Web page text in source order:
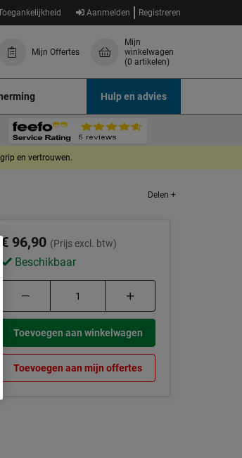
Aanmelden Registreren
Mijn Offertes
Mijn
winkelwagen
(0 artikelen)
Hulp en advies
en vertrouwen.
Delen +
€ 96,90 (Prijs excl. btw)
Beschikbaar
Toevoegen aan winkelwagen
Toevoegen aan mijn offertes